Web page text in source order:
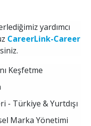
yardımcı
CareerLink-Career
Keşfetme
- Türkiye & Yurtdışı
Marka Yönetimi